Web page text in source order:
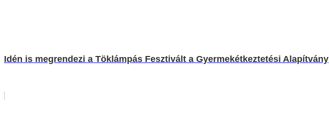
Idén is megrendezi a Töklámpás Fesztivált a Gyermekétkeztetési Alapítvány